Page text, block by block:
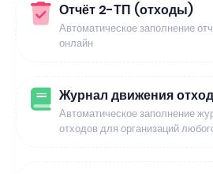
Отчёт 2-ТП (отходы)
Автоматическое заполнение
онлайн
Журнал движения
Автоматическое заполнение
отходов для организаций